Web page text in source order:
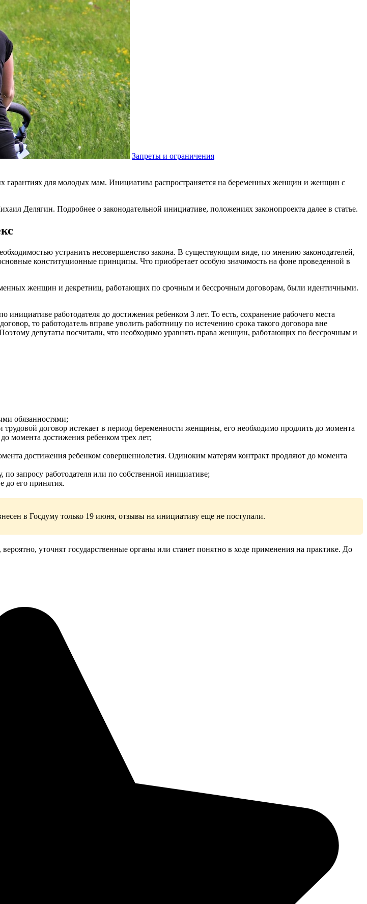
Запреты и ограничения
гарантиях для молодых мам. Инициатива распространяется на беременных женщин и женщин с
Делягин. Подробнее о законодательной инициативе, положениях законопроекта далее в статье.
устранить несовершенство закона. В существующим виде, по мнению законодателей,
конституционные принципы. Что приобретает особую значимость на фоне проведенной в
женщин и декретниц, работающих по срочным и бессрочным договорам, были идентичными.
работодателя до достижения ребенком 3 лет. То есть, сохранение рабочего места
то работодатель вправе уволить работницу по истечению срока такого договора вне
депутаты посчитали, что необходимо уравнять права женщин, работающих по бессрочным и
обязанностями;
договор истекает в период беременности женщины, его необходимо продлить до момента
момента достижения ребенком трех лет;
достижения ребенком совершеннолетия. Одиноким матерям контракт продляют до момента
запросу работодателя или по собственной инициативе;
до его принятия.
в Госдуму только 19 июня, отзывы на инициативу еще не поступали.
уточнят государственные органы или станет понятно в ходе применения на практике. До